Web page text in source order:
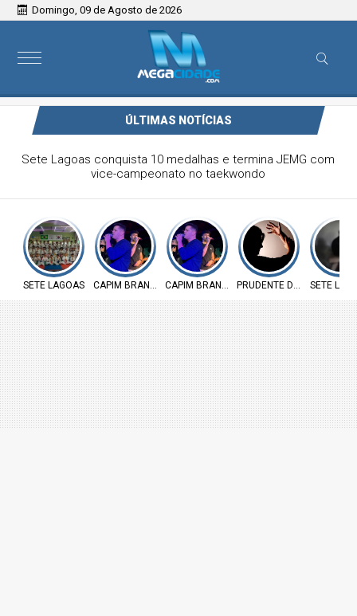
Domingo, 09 de Agosto de 2026
ÚLTIMAS NOTÍCIAS
Victor & Bruno são destaque no ForróCap em Capim
Branco
SETE LAGOAS CAPIM BRANCO CAPIM BRANCO PRUDENTE DE MORAIS
SETE